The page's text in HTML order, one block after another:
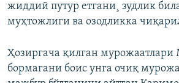
жиддий путур етгани¸ зудлик
муҳтожлиги ва озодликка
Ҳозиргача қилган мурожаатлари
бормагани боис унга очиқ